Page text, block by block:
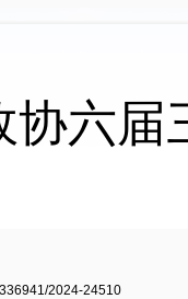
协六届
2024-24510